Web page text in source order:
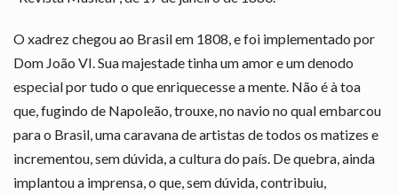
O xadrez chegou ao Brasil em 1808, e foi implementado por
Dom João VI. Sua majestade tinha um amor e um denodo
especial por tudo o que enriquecesse a mente. Não é à toa
que, fugindo de Napoleão, trouxe, no navio no qual embarcou
para o Brasil, uma caravana de artistas de todos os matizes e
incrementou, sem dúvida, a cultura do país. De quebra, ainda
implantou a imprensa, o que, sem dúvida, contribuiu,